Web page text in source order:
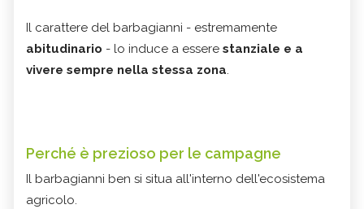
Il carattere del barbagianni - estremamente
abitudinario - lo induce a essere stanziale e a
vivere sempre nella stessa zona.
Perché è prezioso per le campagne
Il barbagianni ben si situa all'interno dell'ecosistema
agricolo.